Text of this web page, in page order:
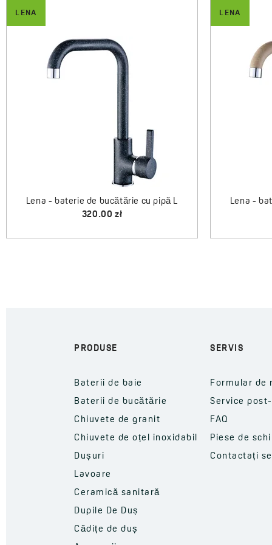
LENA
Lena - baterie de bucătărie cu pipă L
320.00 zł
LENA
Lena -
PRODUSE
Baterii de baie
Baterii de bucătărie
Chiuvete de granit
Chiuvete de oțel inoxidabil
Dușuri
Lavoare
Ceramică sanitară
Dupile De Duș
Cădițe de duș
SERVIS
Formular de
Service
FAQ
Piese de
Contactați